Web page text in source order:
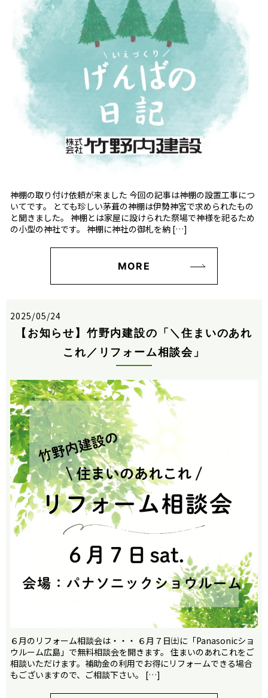
神棚の取り付け依頼が来ました 今回の記事は神棚の設置工事につ
いてです。 とても珍しい茅葺の神棚は伊勢神宮で求められたもの
と聞きました。 神棚とは家屋に設けられた祭場で神様を祀るため
の小型の神社です。 神棚に神社の御札を納 […]
MORE
2025/05/24
【お知らせ】竹野内建設の「＼住まいのあれ
これ／リフォーム相談会」
６月のリフォーム相談会は・・・ ６月７日㈯に「Panasonicショ
ウルーム広島」で無料相談会を開きます。 住まいのあれこれをご
相談いただけます。補助金の利用でお得にリフォームできる場合
もございますので、ご相談下さい。 […]